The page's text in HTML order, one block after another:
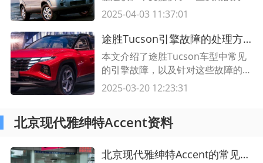
和技巧，帮助您在多种条件下有效降
油成本、实现环保出行。
2025-04-03 11:37:01
途胜Tucson引擎故障的处理方法和技巧
本文介绍了途胜Tucson车型中常见
的引擎故障，以及针对这些故障的处
理方法和一些实用的技巧。了解这些
护能力。
2025-03-20 12:23:31
北京现代雅绅特Accent资料
北京现代雅绅特Accent的常见维修问题及解决方法